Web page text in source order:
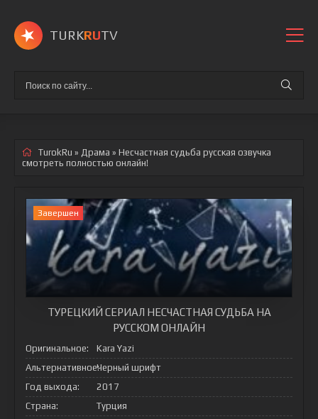
TURKRUTV
TurokRu » Драма » Несчастная судьба русская озвучка
смотреть полностью онлайн!
Завершен
ТУРЕЦКИЙ СЕРИАЛ НЕСЧАСТНАЯ СУДЬБА НА
РУССКОМ ОНЛАЙН
Оригинальное:
Kara Yazi
Альтернативное:Черный шрифт
Год выхода:
2017
Страна:
Турция